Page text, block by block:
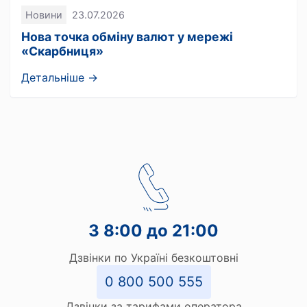
Новини 23.07.2026
Нова точка обміну валют у мережі
«Скарбниця»
Детальніше →
З 8:00 до 21:00
Дзвінки по Україні безкоштовні
0 800 500 555